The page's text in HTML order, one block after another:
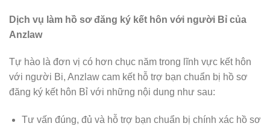
Dịch vụ làm hồ sơ đăng ký kết hôn với người Bỉ của
Anzlaw
Tự hào là đơn vị có hơn chục năm trong lĩnh vực kết hôn
với người Bi, Anzlaw cam kết hỗ trợ bạn chuẩn bị hồ sơ
đăng ký kết hôn Bỉ với những nội dung như sau:
Tư vấn đúng, đủ và hỗ trợ bạn chuẩn bị chính xác hồ sơ